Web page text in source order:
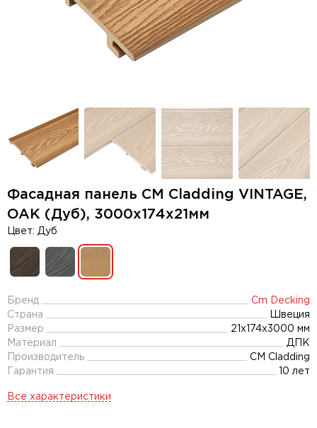
Фасадная панель CM Cladding VINTAGE,
OAK (Дуб), 3000х174х21мм
Цвет: Дуб
Бренд
Cm Decking
Страна
Швеция
Размер
21x174x3000 мм
Материал
ДПК
Производитель
CM Cladding
Гарантия
10 лет
Все характеристики